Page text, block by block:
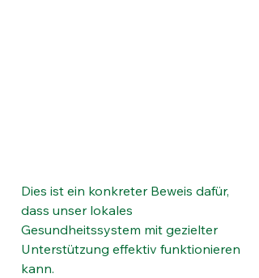
Dies ist ein konkreter Beweis dafür,
dass unser lokales
Gesundheitssystem mit gezielter
Unterstützung effektiv funktionieren
kann.